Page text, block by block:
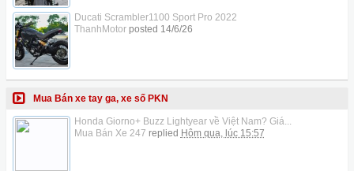
Ducati Scrambler1100 Sport Pro 2022
ThanhMotorposted 14/6/26
Mua Bán xe tay ga, xe số PKN
Honda Giorno+ Buzz Lightyear về Việt Nam? Giá...
Mua Bán Xe 247 replied Hôm qua, lúc 15:57